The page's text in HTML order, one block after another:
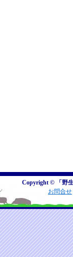
Copyright © 「野
お問合せ